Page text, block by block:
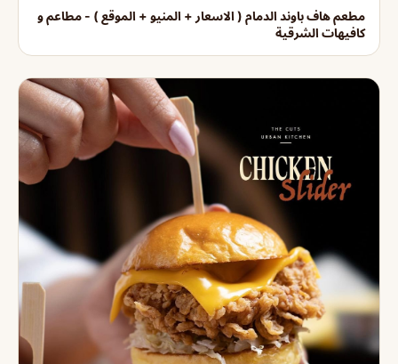
مطعم هاف باوند الدمام ( الاسعار + المنيو + الموقع ) - مطاعم و
كافيهات الشرقية